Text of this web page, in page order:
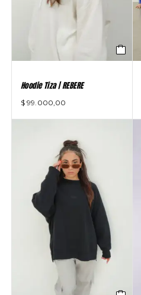
Hoodie Tiza | REBERE
$ 99.000,00